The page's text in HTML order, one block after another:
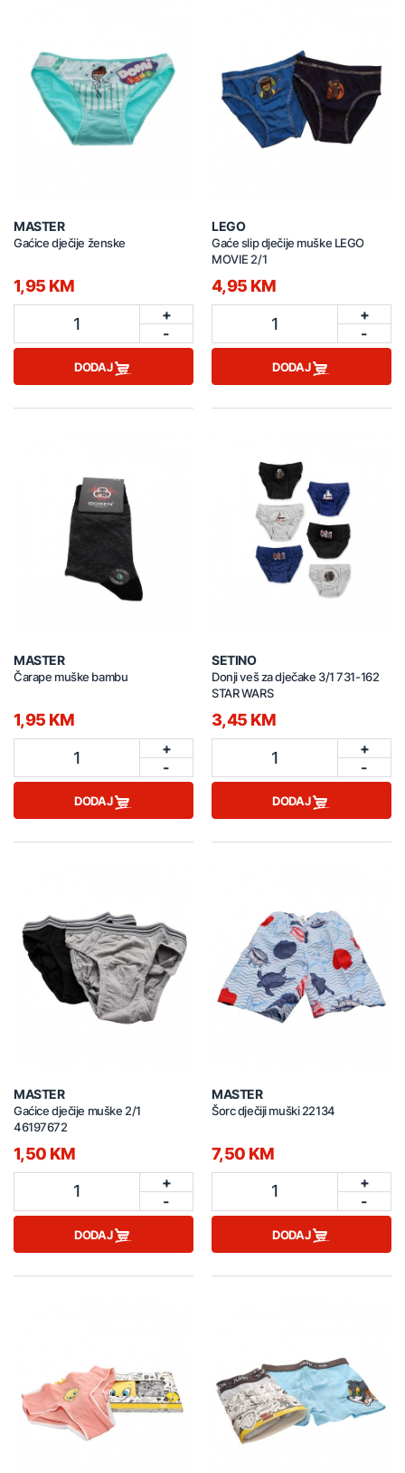
MASTER
Gaćice dječije ženske
1,95 KM
1
+
-
DODAJ
LEGO
Gaće slip dječije muške LEGO
MOVIE 2/1
4,95 KM
1
+
-
DODAJ
MASTER
Čarape muške bambu
1,95 KM
1
+
-
DODAJ
SETINO
Donji veš za dječake 3/1 731-162
STAR WARS
3,45 KM
1
+
-
DODAJ
MASTER
Gaćice dječije muške 2/1
46197672
1,50 KM
1
+
-
DODAJ
MASTER
Šorc dječiji muški 22134
7,50 KM
1
+
-
DODAJ